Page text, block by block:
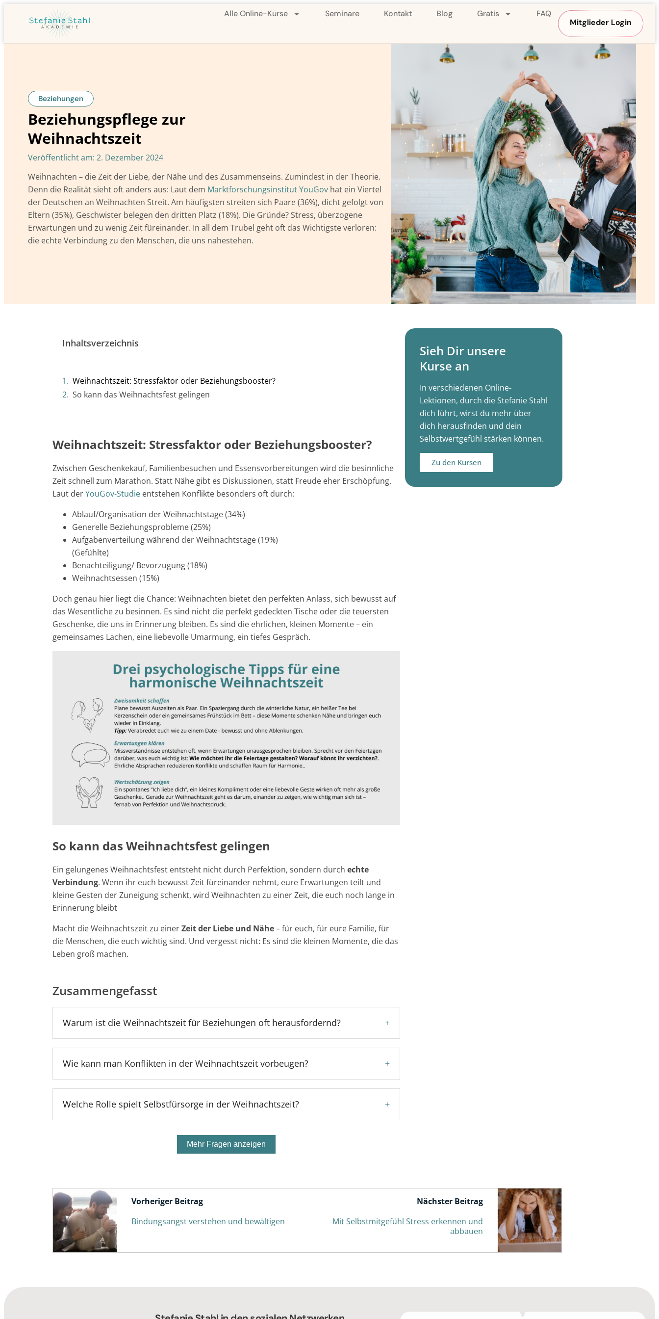
Alle Online-Kurse Seminare Kontakt Blog Gratis
FAQ
Mitglieder Login
Beziehungen
Beziehungspflege zur
Weihnachtszeit
Veröffentlicht am: 2. Dezember 2024
Weihnachten – die Zeit der Liebe, der Nähe und des Zusammenseins. Zumindest in der Theorie.
Denn die Realität sieht oft anders aus: Laut dem Marktforschungsinstitut YouGov hat ein Viertel
der Deutschen an Weihnachten Streit. Am häufigsten streiten sich Paare (36%), dicht gefolgt von
Eltern (35%), Geschwister belegen den dritten Platz (18%). Die Gründe? Stress, überzogene
Erwartungen und zu wenig Zeit füreinander. In all dem Trubel geht oft das Wichtigste verloren:
die echte Verbindung zu den Menschen, die uns nahestehen.
Inhaltsverzeichnis
Weihnachtszeit: Stressfaktor oder Beziehungsbooster?
So kann das Weihnachtsfest gelingen
Weihnachtszeit: Stressfaktor oder Beziehungsbooster?
Zwischen Geschenkekauf, Familienbesuchen und Essensvorbereitungen wird die besinnliche
Zeit schnell zum Marathon. Statt Nähe gibt es Diskussionen, statt Freude eher Erschöpfung.
Laut derYouGov-Studie entstehen Konflikte besonders oft durch:
Ablauf/Organisation der Weihnachtstage (34%)
Generelle Beziehungsprobleme (25%)
Aufgabenverteilung während der Weihnachtstage (19%)
(Gefühlte)
Benachteiligung/ Bevorzugung (18%)
Weihnachtsessen (15%)
Doch genau hier liegt die Chance: Weihnachten bietet den perfekten Anlass, sich bewusst auf
das Wesentliche zu besinnen. Es sind nicht die perfekt gedeckten Tische oder die teuersten
Geschenke, die uns in Erinnerung bleiben. Es sind die ehrlichen, kleinen Momente – ein
gemeinsames Lachen, eine liebevolle Umarmung, ein tiefes Gespräch.
So kann das Weihnachtsfest gelingen
Ein gelungenes Weihnachtsfest entsteht nicht durch Perfektion, sondern durch echte
Verbindung. Wenn ihr euch bewusst Zeit füreinander nehmt, eure Erwartungen teilt und
kleine Gesten der Zuneigung schenkt, wird Weihnachten zu einer Zeit, die euch noch lange in
Erinnerung bleibt
Macht die Weihnachtszeit zu einerZeit der Liebe und Nähe– für euch, für eure Familie, für
die Menschen, die euch wichtig sind. Und vergesst nicht: Es sind die kleinen Momente, die das
Leben groß machen.
Zusammengefasst
Warum ist die Weihnachtszeit für Beziehungen oft herausfordernd? +
Wie kann man Konflikten in der Weihnachtszeit vorbeugen? +
Welche Rolle spielt Selbstfürsorge in der Weihnachtszeit? +
Mehr Fragen anzeigen
Sieh Dir unsere
Kurse an
In verschiedenen Online-
Lektionen, durch die Stefanie Stahl
dich führt, wirst du mehr über
dich herausfinden und dein
Selbstwertgefühl stärken können.
Zu den Kursen
Vorheriger Beitrag
Bindungsangst verstehen und bewältigen
Nächster Beitrag
Mit Selbstmitgefühl Stress erkennen und
abbauen